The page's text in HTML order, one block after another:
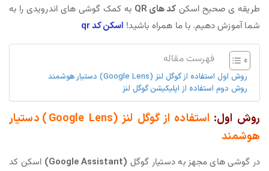
طریقه ی صحیح اسکن کد های QR
به کمک گوشی های اندرویدی را به
شما آموزش دهیم. با ما همراه باشید! اسکن کد qr
فهرست مقاله
روش اول استفاده از گوگل لنز (Google Lens) دستیار هوشمند
روش دوم استفاده از اپلیکیشن گوگل لنز
روش اول:
استفاده از گوگل لنز (Google Lens) دستیار
هوشمند
در گوشی های مجهز به دستیار گوگل (Google Assistant)
اسکن کد